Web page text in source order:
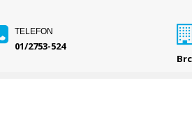
TELEFON
01/2753-524